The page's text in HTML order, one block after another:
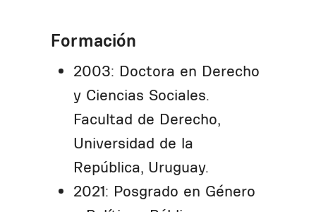
Formación
2003: Doctora en Derecho
y Ciencias Sociales.
Facultad de Derecho,
Universidad de la
República, Uruguay.
2021: Posgrado en Género